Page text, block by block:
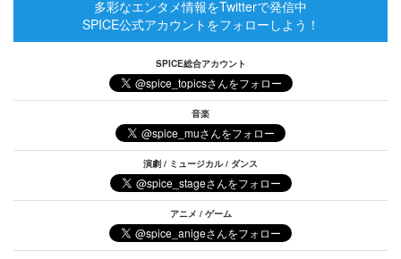
多彩なエンタメ情報をTwitterで発信中
SPICE公式アカウントをフォローしよう！
SPICE総合アカウント
音楽
演劇 / ミュージカル / ダンス
アニメ / ゲーム